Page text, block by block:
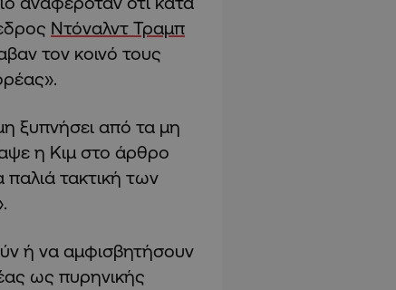
Ντόναλντ Τραμπ
τον κοινό τους
ξυπνήσει από τα μη
η Κιμ στο άρθρο
παλιά τακτική των
ή να αμφισβητήσουν
ως πυρηνικής